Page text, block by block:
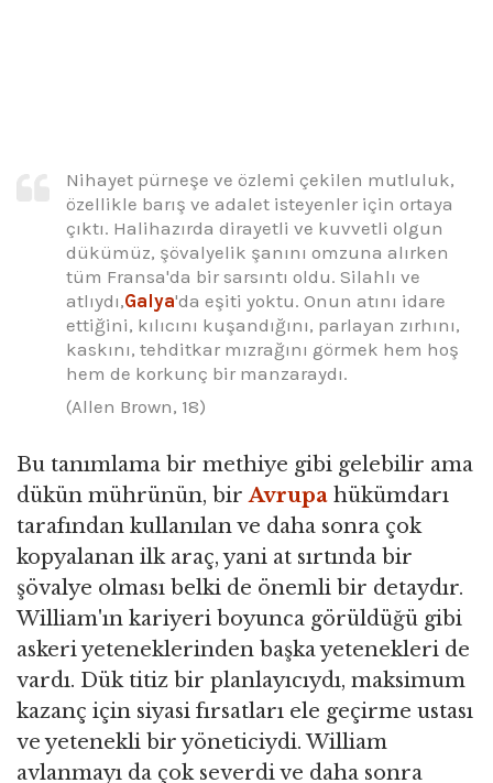
Nihayet pürneşe ve özlemi çekilen mutluluk,
özellikle barış ve adalet isteyenler için ortaya
çıktı. Halihazırda dirayetli ve kuvvetli olgun
dükümüz, şövalyelik şanını omzuna alırken
tüm Fransa'da bir sarsıntı oldu. Silahlı ve
atlıydı,Galya'da eşiti yoktu. Onun atını idare
ettiğini, kılıcını kuşandığını, parlayan zırhını,
kaskını, tehditkar mızrağını görmek hem hoş
hem de korkunç bir manzaraydı.
(Allen Brown, 18)
Bu tanımlama bir methiye gibi gelebilir ama
dükün mührünün, birAvrupa hükümdarı
tarafından kullanılan ve daha sonra çok
kopyalanan ilk araç, yani at sırtında bir
şövalye olması belki de önemli bir detaydır.
William'ın kariyeri boyunca görüldüğü gibi
askeri yeteneklerinden başka yetenekleri de
vardı. Dük titiz bir planlayıcıydı, maksimum
kazanç için siyasi fırsatları ele geçirme ustası
ve yetenekli bir yöneticiydi. William
avlanmayı da çok severdi ve daha sonra